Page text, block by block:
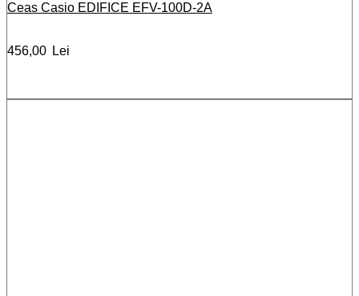
Ceas Casio EDIFICE EFV-100D-2A
456,00 Lei